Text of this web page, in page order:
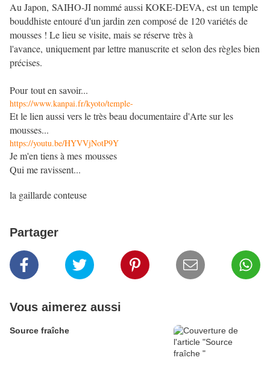
Au Japon, SAIHO-JI nommé aussi KOKE-DEVA, est un temple
bouddhiste entouré d'un jardin zen composé de 120 variétés de
mousses ! Le lieu se visite, mais se réserve très à
l'avance, uniquement par lettre manuscrite et selon des règles bien
précises.
Pour tout en savoir...
https://www.kanpai.fr/kyoto/temple-
Et le lien aussi vers le très beau documentaire d'Arte sur les
mousses...
https://youtu.be/HYVVjNotP9Y
Je m'en tiens à mes mousses
Qui me ravissent...
la gaillarde conteuse
Partager
Vous aimerez aussi
Source fraîche